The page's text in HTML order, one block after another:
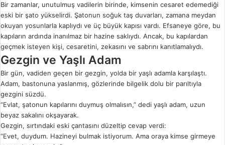
Bir zamanlar, unutulmuş vadilerin birinde, kimsenin cesaret edemediği
eski bir şato yükselirdi. Şatonun soğuk taş duvarları, zamana meydan
okuyan yosunlarla kaplıydı ve üç büyük kapısı vardı. Efsaneye göre, bu
kapıların ardında inanılmaz bir hazine saklıydı. Ancak, bu kapılardan
geçmek isteyen kişi, cesaretini, zekasını ve sabrını kanıtlamalıydı.
Gezgin ve Yaşlı Adam
Bir gün, vadiden geçen bir gezgin, yolda bir yaşlı adamla karşılaştı.
Adam, bastonuna yaslanmış, gözlerinde bilgelik dolu bir parıltıyla
gezgini süzdü.
“Evlat, şatonun kapılarını duymuş olmalısın,” dedi yaşlı adam, uzun
beyaz sakalını okşayarak.
Gezgin, sırtındaki eski çantasını düzeltip cevap verdi:
“Evet, duydum. Hazineyi bulmak istiyorum. Ama oraya kimse girmeye